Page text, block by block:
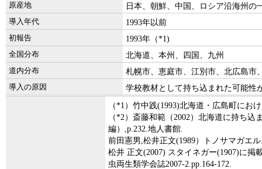
原産地 日本、朝鮮、中国、ロシア沿海州の
導入年代 1993年以前
初報告 1993年（*1)
全国分布 北海道、本州、四国、九州
道内分布 札幌市、恵庭市、江別市、北広島市
導入の原因 学校教材として持ち込まれた可能性
（*1）竹中践(1993)北海道・広島町にお
（*2）斎藤和範（2002）北海道に持ち
編）,p.232.地人書館.
前田憲男,松井正文(1989）トノサマガエ
松井 正文(2007) スタイネガー(1907)に
虫両生類学会誌2007-2.pp.164-172.